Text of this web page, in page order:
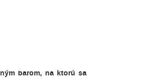
barom, na ktorú sa